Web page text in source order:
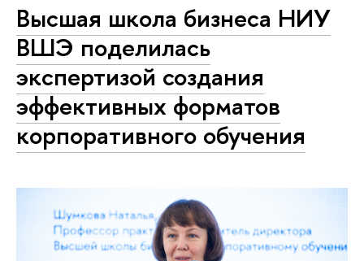
Высшая школа бизнеса НИУ
ВШЭ поделилась
экспертизой создания
эффективных форматов
корпоративного обучения